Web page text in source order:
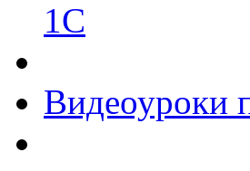
1С
Видеоуроки